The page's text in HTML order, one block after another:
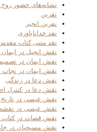
نشانه‌های حضور
نفرین
نفرین انجیر
نقد خداناباوری
نقد متنی کتاب
نقش انجیل در
نقش ایمان در
نقش ایمان در
نقش دعا در زندگی
نقش دعا در کنترل
نقش عیسی در
نقش عیسی در
نقش قضات در
نقش مسیحیان در